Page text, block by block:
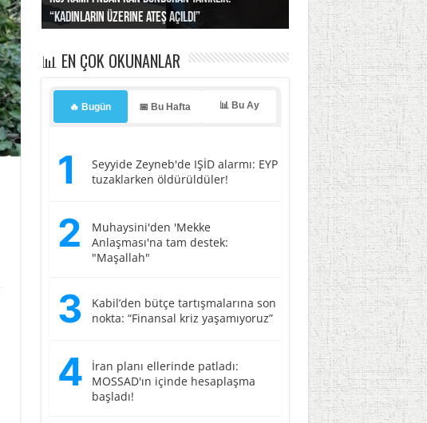
“Kadınların üzerine ateş açıldı”
Irak’a misilleme tehdidi!
yaptı… İsrail’in “timsah” planına fren!
kayıtlar başladı
basıldı, kabus yaşatıldı!
📊 EN ÇOK OKUNANLAR
🔥 Bugün 📅 Bu Hafta 📊 Bu Ay
1
Seyyide Zeyneb'de IŞİD alarmı: EYP
tuzaklarken öldürüldüler!
2
Muhaysini'den 'Mekke
Anlaşması'na tam destek:
"Maşallah"
3
Kabil’den bütçe tartışmalarına son
nokta: “Finansal kriz yaşamıyoruz”
4
İran planı ellerinde patladı:
MOSSAD'ın içinde hesaplaşma
başladı!